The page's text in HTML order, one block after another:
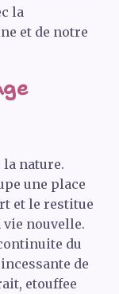
la
et de notre
la nature.
une place
et le restitue
nouvelle.
du
de
etouffee